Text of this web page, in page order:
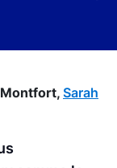
Sarah